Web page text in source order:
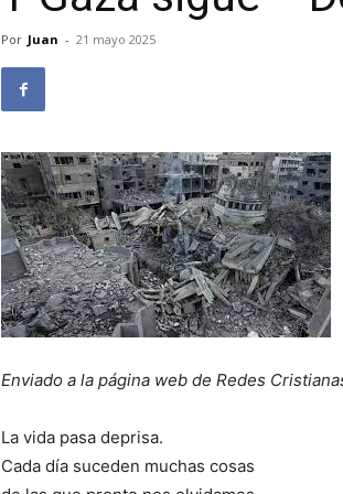
Por Juan - 21 mayo 2025
Enviado a la página web de Redes
La vida pasa deprisa.
Cada día suceden muchas cosas